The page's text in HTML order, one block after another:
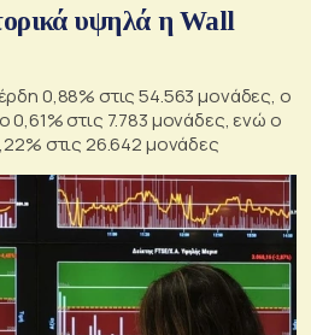
υψηλά η Wall
0,88% στις 54.563 μονάδες, ο
0,61% στις 7.783 μονάδες, ενώ ο
στις 26.642 μονάδες